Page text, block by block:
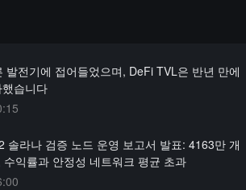
발전기에 접어들었으며, DeFi TVL은 반년 만에
습니다
솔라나 검증 노드 운영 보고서 발표: 4163만 개
익률과 안정성 네트워크 평균 초과